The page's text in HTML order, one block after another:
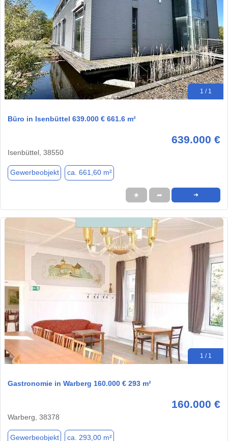
1 / 1
Büro in Isenbüttel 639.000 € 661.6 m²
639.000 €
Isenbüttel, 38550
Gewerbeobjekt ca. 661,60 m²
★ ➦ ➜
1 / 1
Gastronomie in Warberg 160.000 € 293 m²
160.000 €
Warberg, 38378
Gewerbeobjekt ca. 293,00 m²